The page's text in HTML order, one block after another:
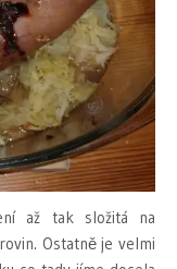
až tak složitá na
Ostatně je velmi